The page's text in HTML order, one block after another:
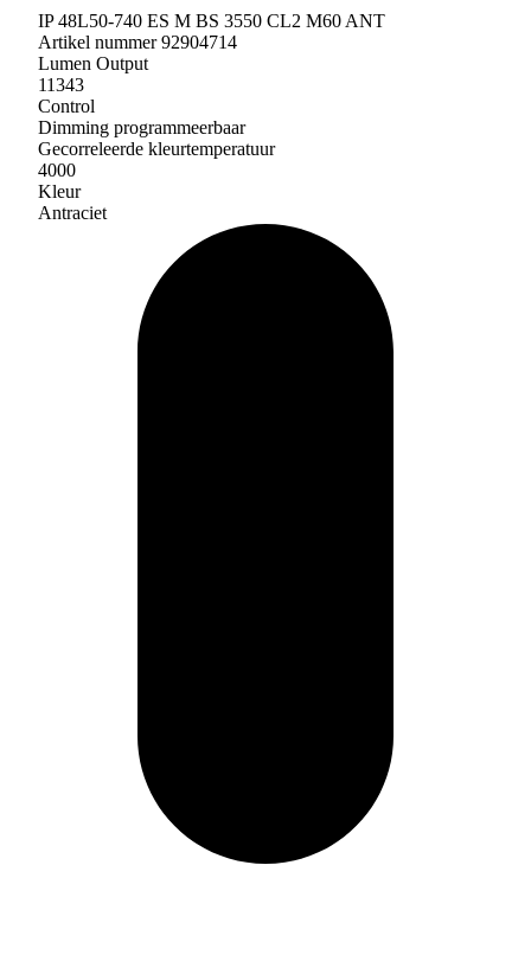
IP 48L50-740 ES M BS 3550 CL2 M60 ANT
Artikel nummer 92904714
Lumen Output
11343
Control
Dimming programmeerbaar
Gecorreleerde kleurtemperatuur
4000
Kleur
Antraciet